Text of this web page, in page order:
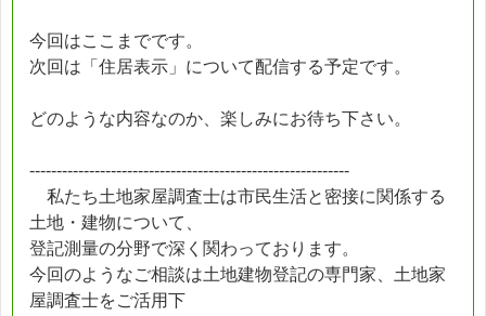
今回はここまでです。
次回は「住居表示」について配信する予定です。
どのような内容なのか、楽しみにお待ち下さい。
-----------------------------------------------------------
私たち土地家屋調査士は市民生活と密接に関係する
土地・建物について、
登記測量の分野で深く関わっております。
今回のようなご相談は土地建物登記の専門家、土地家
屋調査士をご活用下